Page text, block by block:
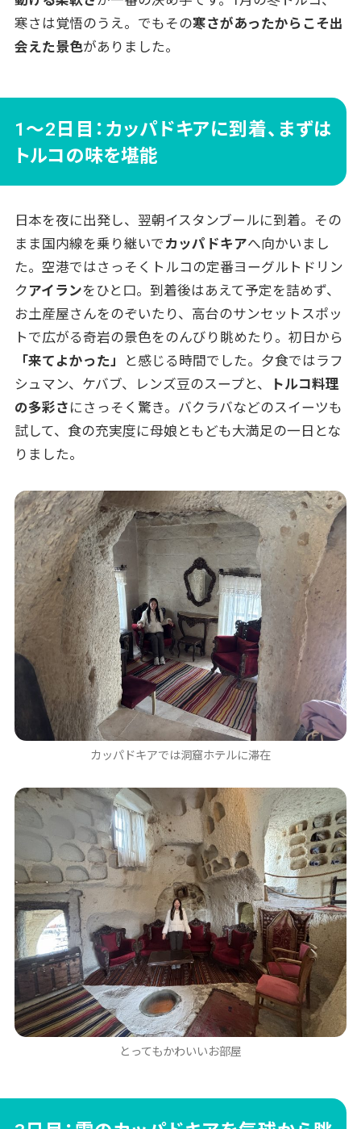
寒さは覚悟のうえ。でもその寒さがあったからこそ出
会えた景色がありました。
1～2日目：カッパドキアに到着、まずは
トルコの味を堪能
日本を夜に出発し、翌朝イスタンブールに到着。その
まま国内線を乗り継いで カッパドキアへ向かいまし
た。空港ではさっそくトルコの定番ヨーグルトドリン
ク アイランをひと口。到着後はあえて予定を詰めず、
お土産屋さんをのぞいたり、高台のサンセットスポッ
トで広がる奇岩の景色をのんびり眺めたり。初日から
「来てよかった」
と感じる時間でした。夕食ではラフ
シュマン、ケバブ、レンズ豆のスープと、
トルコ料理
の多彩さ にさっそく驚き。バクラバなどのスイーツも
試して、食の充実度に母娘ともども大満足の一日とな
りました。
カッパドキアでは洞窟ホテルに滞在
とってもかわいいお部屋